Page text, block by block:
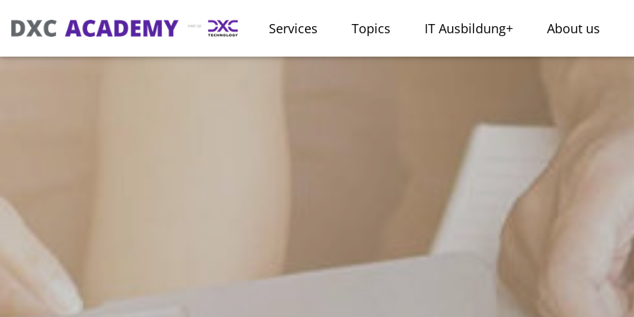
Services Topics IT Ausbildung+ About us